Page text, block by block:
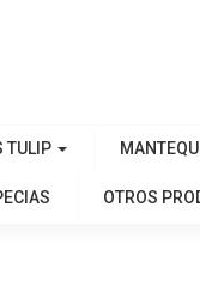
TULIP
OTROS